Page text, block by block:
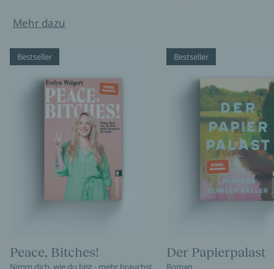
Mehr dazu
Bestseller
Peace, Bitches!
Nimm dich, wie du bist - mehr brauchst
Bestseller
Der Papierpalast
Roman